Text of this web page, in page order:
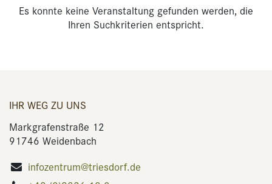
Es konnte keine Veranstaltung gefunden werden, die
Ihren Suchkriterien entspricht.
IHR WEG ZU UNS
Markgrafenstraße 12
91746 Weidenbach
infozentrum@triesdorf.de